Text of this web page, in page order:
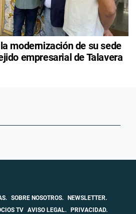
modernización de su sede
empresarial de Talavera
SOBRE NOSOTROS. NEWSLETTER.
TV AVISO LEGAL. PRIVACIDAD.